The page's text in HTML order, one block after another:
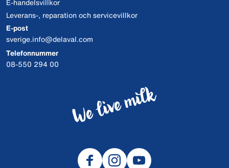
E-handelsvillkor
Leverans-, reparation och servicevillkor
E-post
sverige.info@delaval.com
Telefonnummer
08-550 294 00